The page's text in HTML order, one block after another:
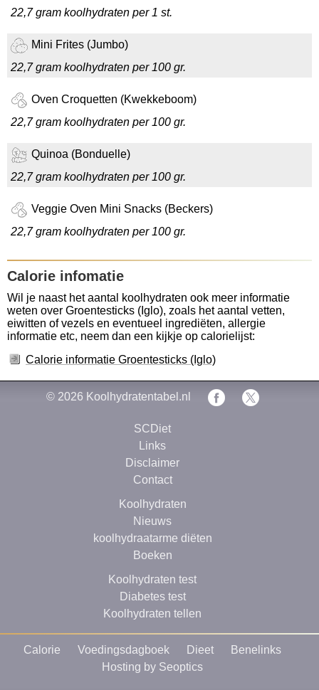
22,7 gram koolhydraten per 1 st.
Mini Frites (Jumbo)
22,7 gram koolhydraten per 100 gr.
Oven Croquetten (Kwekkeboom)
22,7 gram koolhydraten per 100 gr.
Quinoa (Bonduelle)
22,7 gram koolhydraten per 100 gr.
Veggie Oven Mini Snacks (Beckers)
22,7 gram koolhydraten per 100 gr.
Calorie infomatie
Wil je naast het aantal koolhydraten ook meer informatie
weten over Groentesticks (Iglo), zoals het aantal vetten,
eiwitten of vezels en eventueel ingrediëten, allergie
informatie etc, neem dan een kijkje op calorielijst:
Calorie informatie Groentesticks (Iglo)
© 2026 Koolhydratentabel.nl
SCDiet
Links
Disclaimer
Contact
Koolhydraten
Nieuws
koolhydraatarme diëten
Boeken
Koolhydraten test
Diabetes test
Koolhydraten tellen
Calorie Voedingsdagboek Dieet
Benelinks
Hosting by Seoptics